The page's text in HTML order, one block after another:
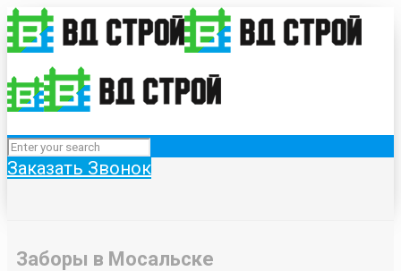
Заказать Звонок
Заборы в Мосальске